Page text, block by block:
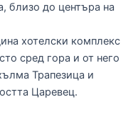
близо до центъра на
хотелски комплекс
сред гора и от него
Трапезица и
Царевец.